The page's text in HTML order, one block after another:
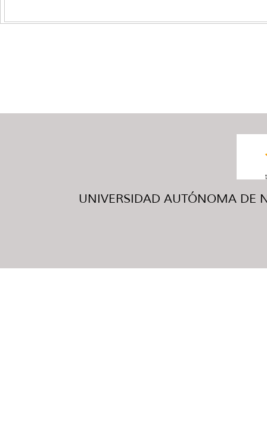
UNIVERSIDAD AUTÓNOMA DE